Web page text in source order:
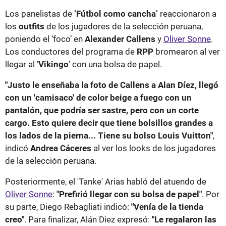
Los panelistas de ‘Fútbol como cancha’ reaccionaron a
los outfits de los jugadores de la selección peruana,
poniendo el ‘foco’ en Alexander Callens y Oliver Sonne.
Los conductores del programa de RPP bromearon al ver
llegar al ‘Vikingo’ con una bolsa de papel.
"Justo le enseñaba la foto de Callens a Alan Díez, llegó
con un 'camisaco' de color beige a fuego con un
pantalón, que podría ser sastre, pero con un corte
cargo. Esto quiere decir que tiene bolsillos grandes a
los lados de la pierna... Tiene su bolso Louis Vuitton",
indicó Andrea Cáceres al ver los looks de los jugadores
de la selección peruana.
Posteriormente, el 'Tanke' Arias habló del atuendo de
Oliver Sonne: "Prefirió llegar con su bolsa de papel". Por
su parte, Diego Rebagliati indicó: "Venía de la tienda
creo". Para finalizar, Alán Diez expresó: "Le regalaron las